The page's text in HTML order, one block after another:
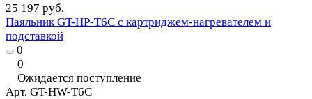
25 197 руб.
Паяльник GT-HP-T6C с картриджем-нагревателем и
подставкой
0
0
Ожидается поступление
Арт. GT-HW-T6C